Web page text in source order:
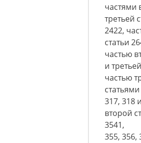
частями
третьей
2422,
статьи
частью
и
частью
статьями
317, 318
второй
3541,
355, 356,